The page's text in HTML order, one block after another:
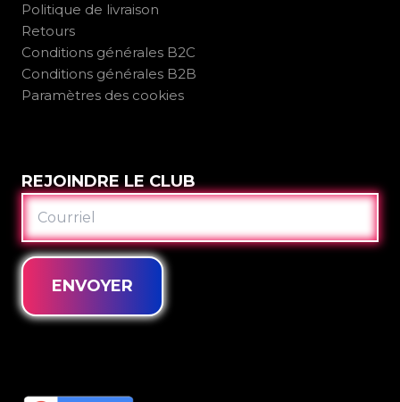
Politique de livraison
Retours
Conditions générales B2C
Conditions générales B2B
Paramètres des cookies
REJOINDRE LE CLUB
COURRIEL
ENVOYER